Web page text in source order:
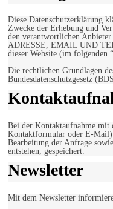
Diese Datenschutzerklärung
Zwecke der Erhebung und
den verantwortlichen
ADRESSE, EMAIL UND
dieser Website (im folgenden
Die rechtlichen Grundlagen
Bundesdatenschutzgesetz
Bei der Kontaktaufnahme mit
Kontaktformular oder E-Mail)
Bearbeitung der Anfrage
entstehen, gespeichert.
Newsletter
Mit dem Newsletter